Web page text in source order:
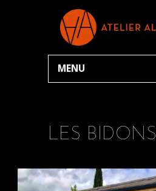
MENU
LES BIDONS